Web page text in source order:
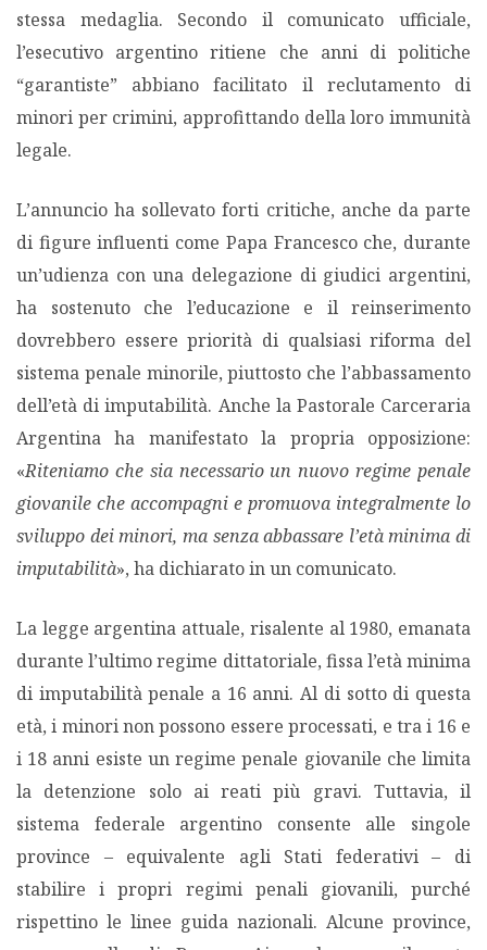
NAVIGANDO IN RETE
PODCAST EVENTI
AUTORI
stessa medaglia. Secondo il comunicato ufficiale,
l’esecutivo argentino ritiene che anni di politiche
“garantiste” abbiano facilitato il reclutamento di
minori per crimini, approfittando della loro immunità
legale.
L’annuncio ha sollevato forti critiche, anche da parte
di figure influenti come Papa Francesco che, durante
un’udienza con una delegazione di giudici argentini,
ha sostenuto che l’educazione e il reinserimento
dovrebbero essere priorità di qualsiasi riforma del
sistema penale minorile, piuttosto che l’abbassamento
dell’età di imputabilità. Anche la Pastorale Carceraria
Argentina ha manifestato la propria opposizione:
«Riteniamo che sia necessario un nuovo regime penale
giovanile che accompagni e promuova integralmente lo
sviluppo dei minori, ma senza abbassare l’età minima di
imputabilità», ha dichiarato in un comunicato.
La legge argentina attuale, risalente al 1980, emanata
durante l’ultimo regime dittatoriale, fissa l’età minima
di imputabilità penale a 16 anni. Al di sotto di questa
età, i minori non possono essere processati, e tra i 16 e
i 18 anni esiste un regime penale giovanile che limita
la detenzione solo ai reati più gravi. Tuttavia, il
sistema federale argentino consente alle singole
province – equivalente agli Stati federativi – di
stabilire i propri regimi penali giovanili, purché
rispettino le linee guida nazionali. Alcune province,